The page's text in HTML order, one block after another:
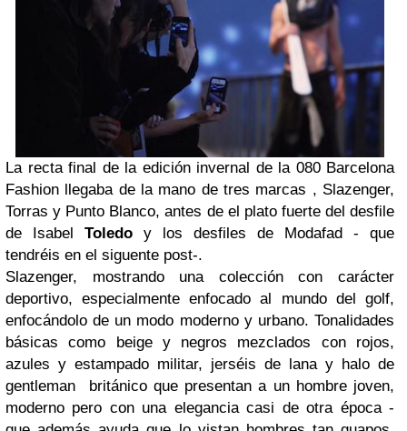
La recta final de la edición invernal de la 080 Barcelona
Fashion llegaba de la mano de tres marcas , Slazenger,
Torras y Punto Blanco, antes de el plato fuerte del desfile
de Isabel Toledo y los desfiles de Modafad - que
tendréis en el siguente post-.
Slazenger, mostrando una colección con carácter
deportivo, especialmente enfocado al mundo del golf,
enfocándolo de un modo moderno y urbano. Tonalidades
básicas como beige y negros mezclados con rojos,
azules y estampado militar, jerséis de lana y halo de
gentleman británico que presentan a un hombre joven,
moderno pero con una elegancia casi de otra época -